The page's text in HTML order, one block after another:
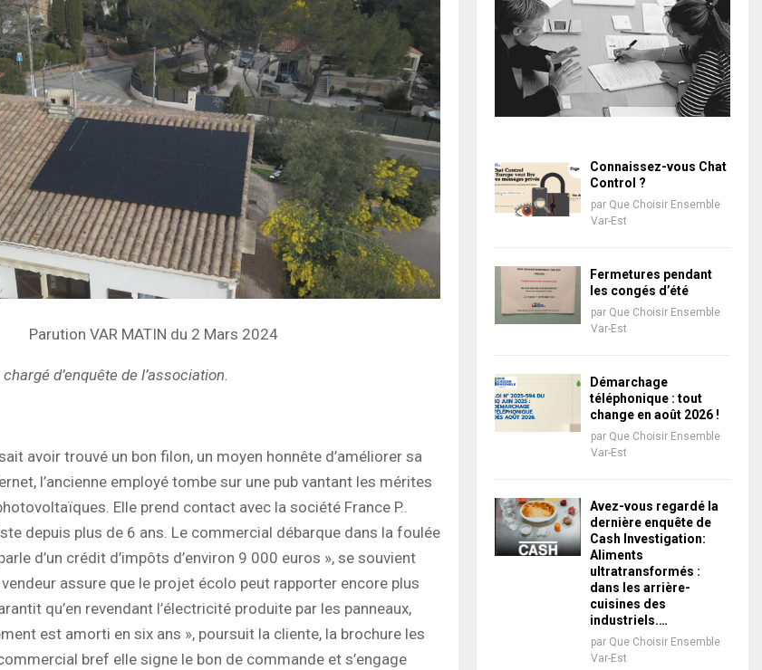
Parution VAR MATIN du 2 Mars 2024
d’enquête de l’association.
avoir trouvé un bon filon, un moyen honnête d’améliorer sa
l’ancienne employé tombe sur une pub vantant les mérites
Elle prend contact avec la société France P..
depuis plus de 6 ans. Le commercial débarque dans la foulée
d’un crédit d’impôts d’environ 9 000 euros », se souvient
assure que le projet écolo peut rapporter encore plus
qu’en revendant l’électricité produite par les panneaux,
est amorti en six ans », poursuit la cliente, la brochure les
bref elle signe le bon de commande et s’engage
Connaissez-vous Chat
Control ?
par Que Choisir Ensemble
Var-Est
Fermetures pendant
les congés d’été
par Que Choisir Ensemble
Var-Est
Démarchage
téléphonique : tout
change en août 2026 !
par Que Choisir Ensemble
Var-Est
Avez-vous regardé la
dernière enquête de
Cash Investigation:
Aliments
ultratransformés :
dans les arrière-
cuisines des
industriels.…
par Que Choisir Ensemble
Var-Est